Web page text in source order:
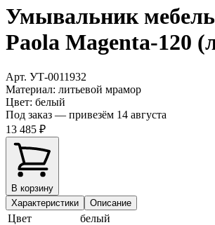
Умывальник
Paola Magenta-120
Арт. УТ-0011932
Материал: литьевой мрамор
Цвет: белый
Под заказ — привезём 14 августа
13 485 ₽
В корзину
Характеристики
Описание
Цвет
белый